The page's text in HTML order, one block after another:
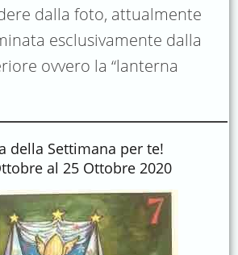
dalla foto, attualmente
esclusivamente dalla
ovvero la “lanterna
della Settimana per te!
al 25 Ottobre 2020